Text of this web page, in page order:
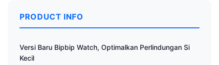
PRODUCT INFO
Versi Baru Bipbip Watch, Optimalkan Perlindungan Si
Kecil